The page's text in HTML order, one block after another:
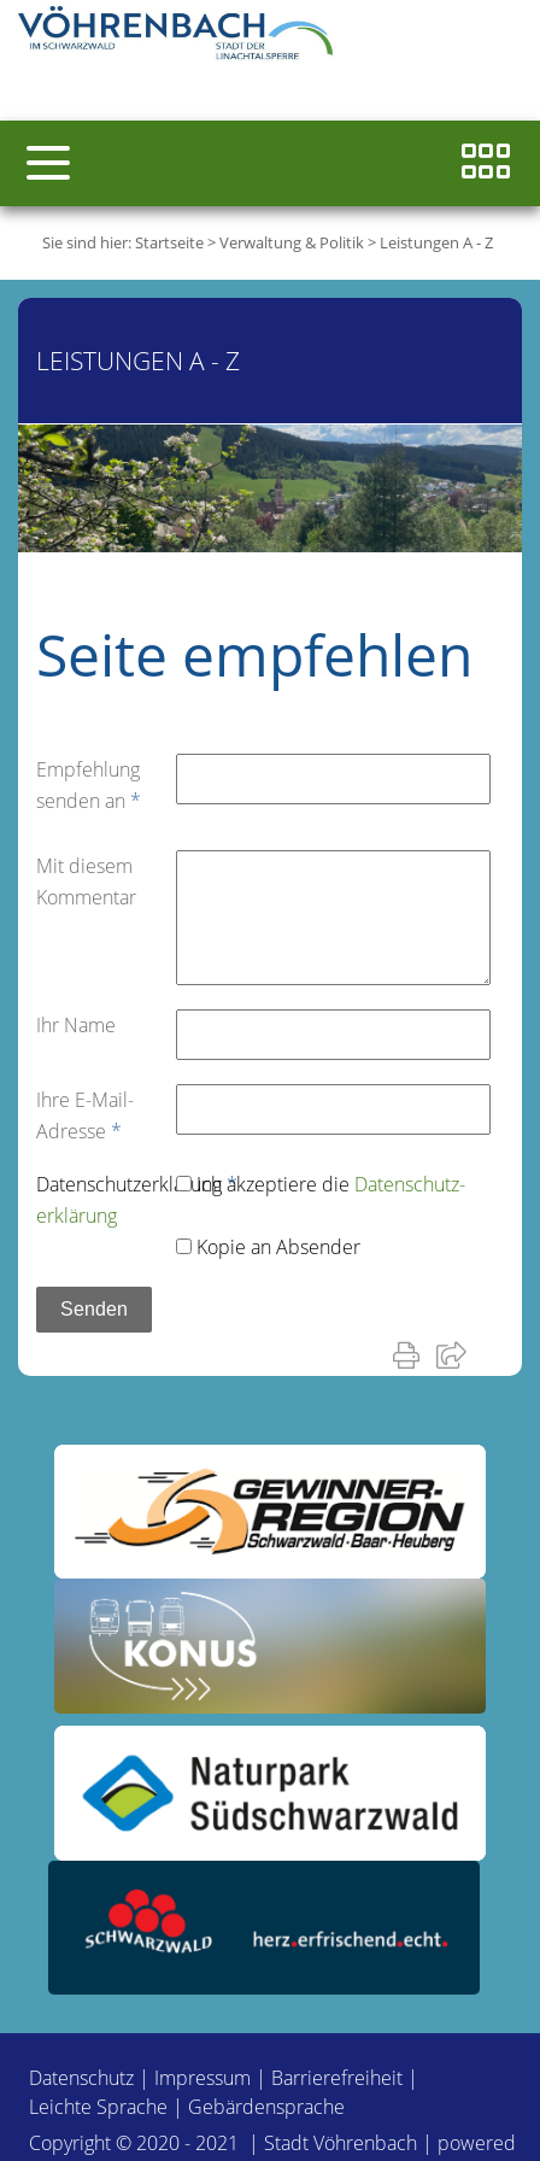
Sie sind hier:Startseite>Verwaltung & Politik> Leistungen A - Z
LEISTUNGEN A - Z
Seite empfehlen
Empfehlung
senden an *
Mit diesem
Kommentar
Ihr Name
Ihre E-Mail-
Adresse *
Datenschutz­erklärung*
Ich akzeptiere die Datenschutz­
erklärung
Kopie an Absender
Datenschutz | Impressum | Barrierefreiheit |
Leichte Sprache | Gebärdensprache
Copyright © 2020 - 2021 | Stadt Vöhrenbach | powered